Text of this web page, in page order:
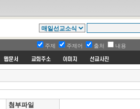
주제 주제어 출처 내용
첨부파일